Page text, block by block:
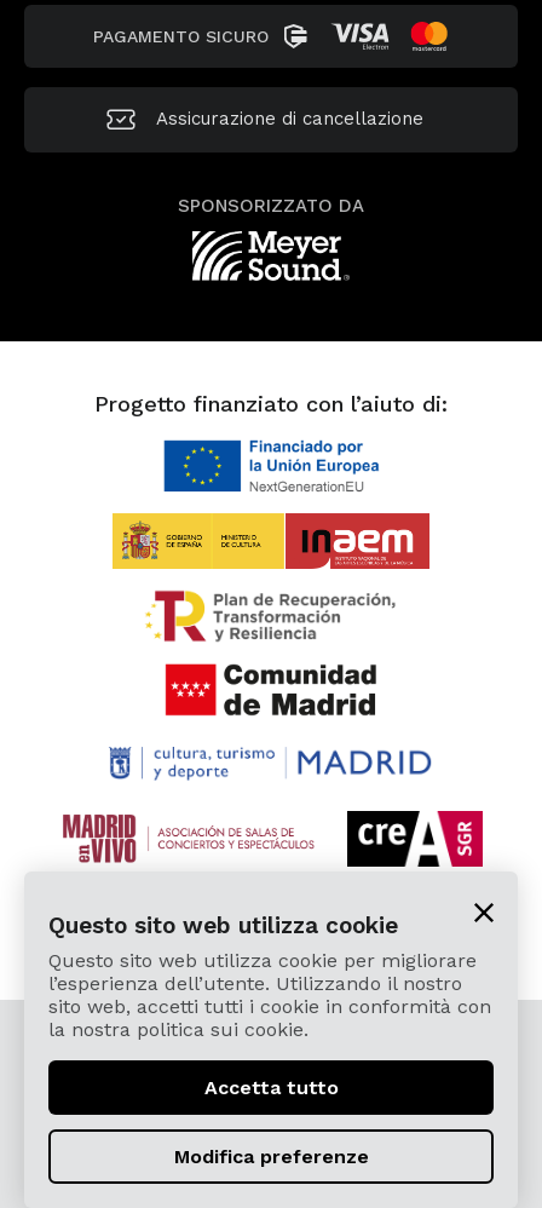
PAGAMENTO SICURO
Assicurazione di cancellazione
SPONSORIZZATO DA
Progetto finanziato con l’aiuto di:
© 2026 Cardamomo Flamenco Madrid - Tutti i diritti
riservati.
Política de Devoluciones y Reintegros
Questo sito web utilizza cookie
Questo sito web utilizza cookie per migliorare
l’esperienza dell’utente. Utilizzando il nostro
sito web, accetti tutti i cookie in conformità con
la nostra politica sui cookie.
Accetta tutto
Modifica preferenze